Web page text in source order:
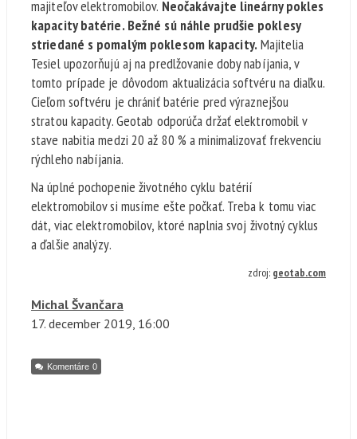
majiteľov elektromobilov. Neočakávajte lineárny pokles
kapacity batérie. Bežné sú náhle prudšie poklesy
striedané s pomalým poklesom kapacity.Majitelia
Tesiel upozorňujú aj na predlžovanie doby nabíjania, v
tomto prípade je dôvodom aktualizácia softvéru na diaľku.
Cieľom softvéru je chrániť batérie pred výraznejšou
stratou kapacity. Geotab odporúča držať elektromobil v
stave nabitia medzi 20 až 80 % a minimalizovať frekvenciu
rýchleho nabíjania.
Na úplné pochopenie životného cyklu batérií
elektromobilov si musíme ešte počkať. Treba k tomu viac
dát, viac elektromobilov, ktoré naplnia svoj životný cyklus
a ďalšie analýzy.
zdroj: geotab.com
Michal Švančara
17. december 2019, 16:00
Komentáre 0